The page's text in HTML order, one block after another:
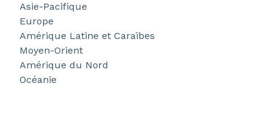
Asie-Pacifique
Europe
Amérique Latine et Caraïbes
Moyen-Orient
Amérique du Nord
Océanie